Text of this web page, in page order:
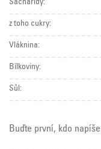
Sacharidy:
z toho cukry:
Vláknina:
Bílkoviny:
Sůl:
Buďte první, kdo